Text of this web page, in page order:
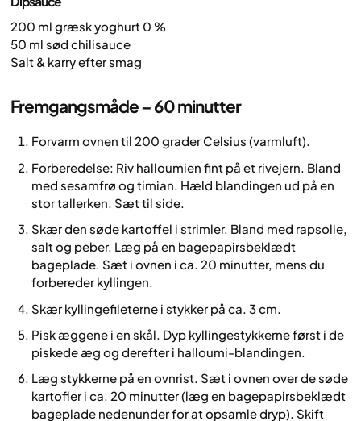
200 ml græsk yoghurt 0 %
50 ml sød chilisauce
Salt & karry efter smag
Fremgangsmåde – 60 minutter
Forvarm ovnen til 200 grader Celsius (varmluft).
Forberedelse: Riv halloumien fint på et rivejern. Bland
med sesamfrø og timian. Hæld blandingen ud på en
stor tallerken. Sæt til side.
Skær den søde kartoffel i strimler. Bland med rapsolie,
salt og peber. Læg på en bagepapirsbeklædt
bageplade. Sæt i ovnen i ca. 20 minutter, mens du
forbereder kyllingen.
Skær kyllingefileterne i stykker på ca. 3 cm.
Pisk æggene i en skål. Dyp kyllingestykkerne først i de
piskede æg og derefter i halloumi-blandingen.
Læg stykkerne på en ovnrist. Sæt i ovnen over de søde
kartofler i ca. 20 minutter (læg en bagepapirsbeklædt
bageplade nedenunder for at opsamle dryp). Skift